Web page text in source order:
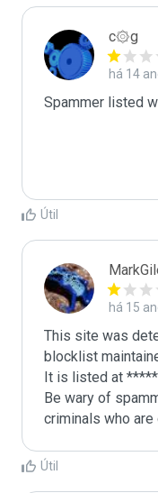
c۞g
há 14
Spammer listed
Útil
há 15
This site was
blocklist
It is listed at *****
Be wary of
criminals who are
Útil